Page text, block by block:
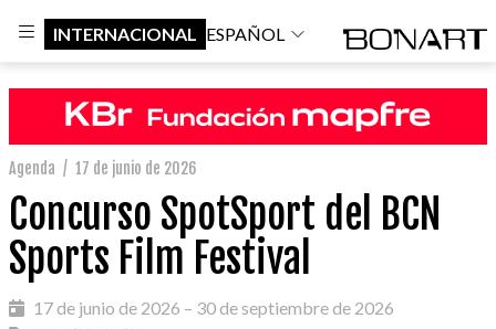
INTERNACIONAL ESPAÑOL
Agenda / 17 de junio de 2026
Concurso SpotSport del BCN
Sports Film Festival
17 de junio de 2026 – 30 de septiembre de 2026